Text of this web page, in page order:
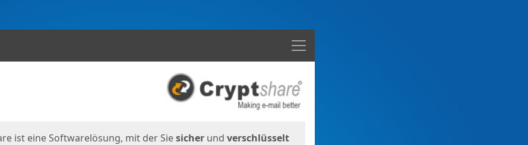
Menü
ist eine Softwarelösung, mit der Siesicher und verschlüsselt